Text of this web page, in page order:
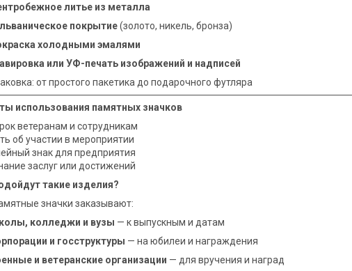
литье из металла
покрытие(золото, никель, бронза)
холодными эмалями
или УФ-печать изображений и надписей
от простого пакетика до подарочного футляра
использования памятных значков
ветеранам и сотрудникам
об участии в мероприятии
знак для предприятия
заслуг или достижений
такие изделия?
значки заказывают:
колледжи и вузы — к выпускным и датам
и госструктуры — на юбилеи и награждения
и ветеранские организации — для вручения и наград